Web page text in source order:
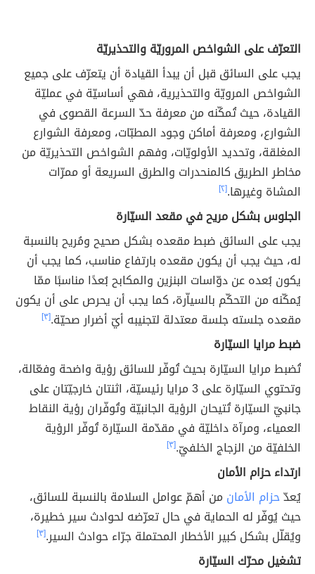
التعرّف على الشواخص المروريّة والتحذيريّة
يجب على السائق قبل أن يبدأ القيادة أن يتعرّف على جميع
الشواخص المرويّة والتحذيرية، فهي أساسيّة في عمليّة
القيادة، حيث تُمكّنه من معرفة حدّ السرعة القصوى في
الشوارع، ومعرفة أماكن وجود المطبّات، ومعرفة الشوارع
المغلقة، وتحديد الأولويّات، وفهم الشواخص التحذيريّة من
مخاطر الطريق كالمنحدرات والطرق السريعة أو ممرّات
المشاة وغيرها.[٢]
الجلوس بشكل مريح في مقعد السيّارة
يجب على السائق ضبط مقعده بشكل صحيح ومُريح بالنسبة
له، حيث يجب أن يكون مقعده بارتفاع مناسب، كما يجب أن
يكون بُعده عن دوّاسات البنزين والمكابح بُعدًا مناسبًا ممّا
يُمكّنه من التحكّم بالسياّرة، كما يجب أن يحرص على أن يكون
مقعده جلسته جلسة معتدلة لتجنيبه أيّ أضرار صحيّة.[٣]
ضبط مرايا السيّارة
تُضبط مرايا السيّارة بحيث تُوفّر للسائق رؤية واضحة وفعّالة،
وتحتوي السيّارة على 3 مرايا رئيسيّة، اثنتان خارجيّتان على
جانبيّ السيّارة تُتيحان الرؤية الجانبيّة وتُوفّران رؤية النقاط
العمياء، ومرآة داخليّة في مقدّمة السيّارة تُوفّر الرؤية
الخلفيّة من الزجاج الخلفيّ.[٣]
ارتداء حزام الأمان
يُعدّحزام الأمان من أهمّ عوامل السلامة بالنسبة للسائق،
حيث يُوفّر له الحماية في حال تعرّضه لحوادث سير خطيرة،
ويُقلّل بشكل كبير الأخطار المحتملة جرّاء حوادث السير.[٣]
تشغيل محرّك السيّارة